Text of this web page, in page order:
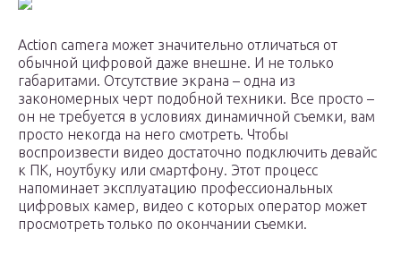
Action camera может значительно отличаться от
обычной цифровой даже внешне. И не только
габаритами. Отсутствие экрана – одна из
закономерных черт подобной техники. Все просто –
он не требуется в условиях динамичной съемки, вам
просто некогда на него смотреть. Чтобы
воспроизвести видео достаточно подключить девайс
к ПК, ноутбуку или смартфону. Этот процесс
напоминает эксплуатацию профессиональных
цифровых камер, видео с которых оператор может
просмотреть только по окончании съемки.